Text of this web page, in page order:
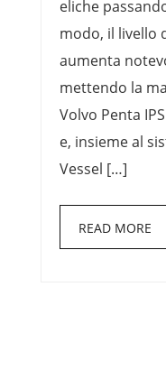
eliche
modo, il livello
aumenta
mettendo la
Volvo Penta
e, insieme al
Vessel […]
READ MORE